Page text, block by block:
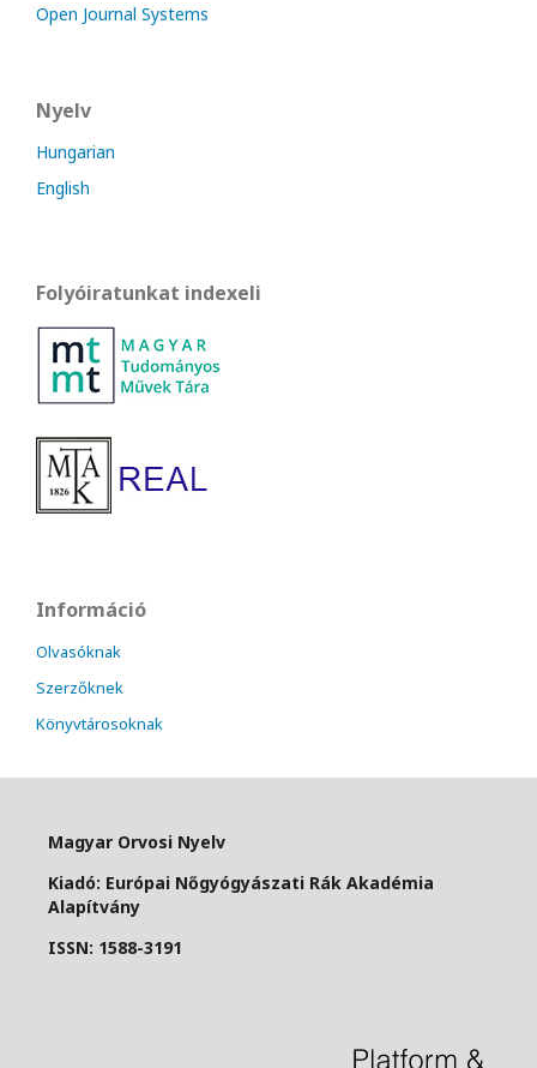
Open Journal Systems
Nyelv
Hungarian
English
Folyóiratunkat indexeli
Információ
Olvasóknak
Szerzőknek
Könyvtárosoknak
Magyar Orvosi Nyelv
Kiadó: Európai Nőgyógyászati Rák Akadémia
Alapítvány
ISSN: 1588-3191